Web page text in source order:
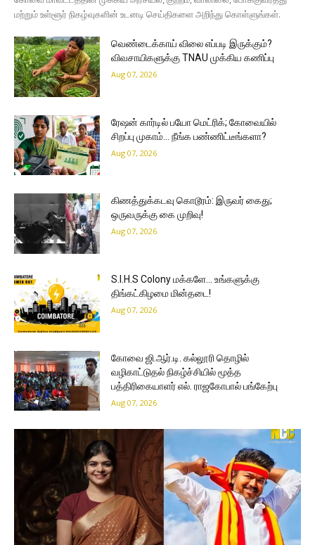
மற்றும் உள்ளூர் நிகழ்வுகளின் உடனடி செய்திகளை அறிந்து கொள்ளுங்கள்.
வெண்டைக்காய் விலை எப்படி இருக்கும்?
விவசாயிகளுக்கு TNAU முக்கிய கணிப்பு
Aug 07, 2026
ரேஷன் கார்டில் பயோ மெட்ரிக்; கோவையில்
சிறப்பு முகாம்… நீங்க பண்ணிட்டீங்களா?
Aug 07, 2026
கிணத்துக்கடவு கொடூரம்: இருவர் கைது;
ஒருவருக்கு கை முறிவு!
Aug 07, 2026
S.I.H.S Colony மக்களே… உங்களுக்கு
திங்கட்கிழமை மின்தடை!
Aug 07, 2026
கோவை ஜி.ஆர்.டி. கல்லூரி தொழில்
வழிகாட்டுதல் நிகழ்ச்சியில் மூத்த
பத்திரிகையாளர் எல். ராஜகோபால் பங்கேற்பு
Aug 07, 2026